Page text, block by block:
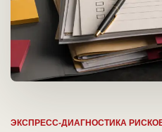
ЭКСПРЕСС-ДИАГНОСТИКА